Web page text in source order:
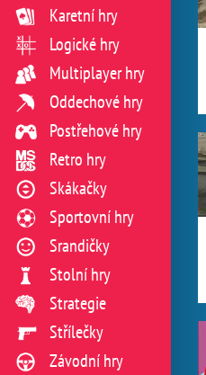
Karetní hry
Logické hry
Multiplayer hry
Oddechové hry
Postřehové hry
Retro hry
Skákačky
Sportovní hry
Srandičky
Stolní hry
Strategie
Střílečky
Závodní hry